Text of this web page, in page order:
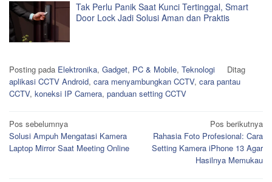
Tak Perlu Panik Saat Kunci Tertinggal, Smart
Door Lock Jadi Solusi Aman dan Praktis
Posting pada Elektronika, Gadget, PC & Mobile, Teknologi
Ditag
aplikasi CCTV Android, cara menyambungkan CCTV, cara pantau
CCTV, koneksi IP Camera, panduan setting CCTV
Navigasi
pos
Pos sebelumnya
Solusi Ampuh Mengatasi Kamera
Laptop Mirror Saat Meeting Online
Pos berikutnya
Rahasia Foto Profesional: Cara
Setting Kamera iPhone 13 Agar
Hasilnya Memukau